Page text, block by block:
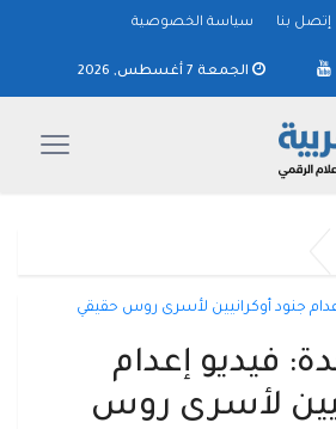
إتصل بنا سياسة الخصوصية
الجمعة 7 أغسطس, 2026
فيديو إعدام
لأسرى روس